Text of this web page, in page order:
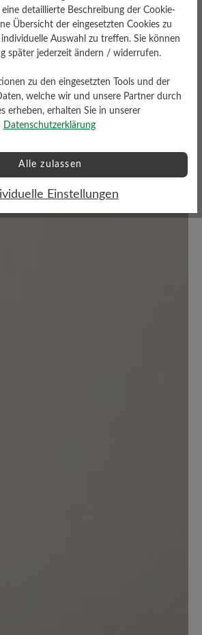
dieses Produkt!
schreiben
gefunden. Teilen Sie Ihre Erfahrungen
eine detaillierte Beschreibung der Cookie-
Übersicht der eingesetzten Cookies zu
Auswahl zu treffen. Sie können
später jederzeit ändern / widerrufen.
zu den eingesetzten Tools und der
welche wir und unsere Partner durch
erheben, erhalten Sie in unserer
Datenschutzerklärung
Alle zulassen
Einstellungen